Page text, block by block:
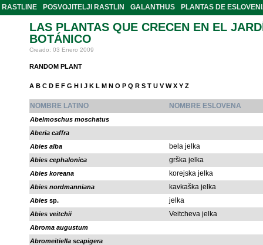
RASTLINE
POSVOJITELJI RASTLIN GALANTHUS PLANTAS DE
LAS PLANTAS QUE CRECEN EN EL
BOTÁNICO
Creado: 03 Enero 2009
RANDOM PLANT
A B C D E F G H I J K L M N O P Q R S T U V W X Y Z
NOMBRE LATINO NOMBRE ESLOVENA
Abelmoschus moschatus
Aberia caffra
Abies alba
bela jelka
Abies cephalonica grška jelka
Abies koreana korejska jelka
Abies nordmanniana kavkaška jelka
Abies sp. jelka
Abies veitchii Veitcheva jelka
Abroma augustum
Abromeitiella scapigera